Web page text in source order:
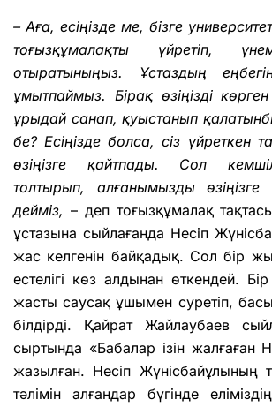
– Аға, есіңізде ме, бізге
тоғызқұмалақты үйретіп,
отыратыныңыз. Ұстаздың
ұмытпаймыз. Бірақ өзіңізді
ұрыдай санап, қуыстанып
бе? Есіңізде болса, сіз үйреткен
өзіңізге қайтпады. Сол
толтырып, алғанымызды
дейміз, – деп тоғызқұмалақ
ұстазына сыйлағанда Несіп
жас келгенін байқадық. Сол бір
естелігі көз алдынан өткендей. Бір
жасты саусақ ұшымен суретіп,
білдірді. Қайрат Жайлаубаев
сыртында «Бабалар ізін жалғаған
жазылған. Несіп Жүнісбайұлының
тәлімін алғандар бүгінде